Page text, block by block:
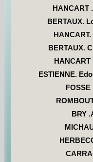
HANCART
BERTAUX.
BERTAUX.
HANCART
ESTIENNE.
FOSSE
BRY